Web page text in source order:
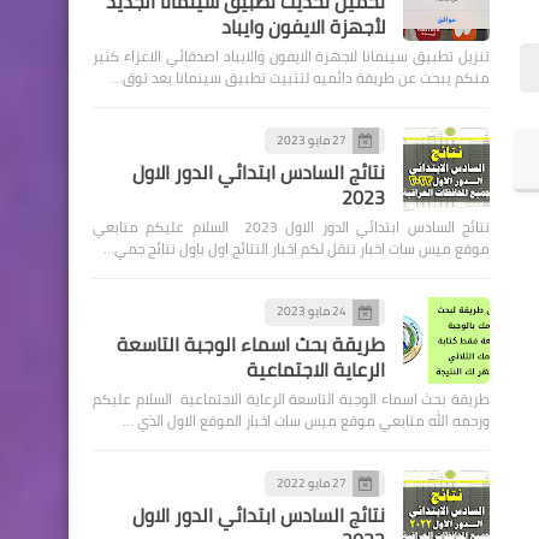
لأجهزة الايفون وايباد
تنزيل تطبيق سينمانا لاجهزة الايفون والايباد اصدقائي الاعزاء كثير
منكم يبحث عن طريقة دائميه لتثبيت تطبيق سينمانا بعد توق…
27 مايو 2023
نتائج السادس ابتدائي الدور الاول
2023
نتائج السادس ابتدائي الدور الاول 2023 السلام عليكم متابعي
موقع ميس سات اخبار ننقل لكم اخبار النتائج اول باول نتائج جمي…
24 مايو 2023
طريقة بحث اسماء الوجبة التاسعة
الرعاية الاجتماعية
طريقة بحث اسماء الوجبة التاسعة الرعاية الاجتماعية السلام عليكم
ورحمه الله متابعي موقع ميس سات اخبار الموقع الاول الذي …
27 مايو 2022
نتائج السادس ابتدائي الدور الاول
على الاسماء المرفقة ادنا
مراجعة مكتب النائب لغرض
اكمال معاملات الرعاية
الاجتماعية
اخبار العامة
وزارة التجارة تكشف عن
مفردات السلة الغذائية التي
الشهر